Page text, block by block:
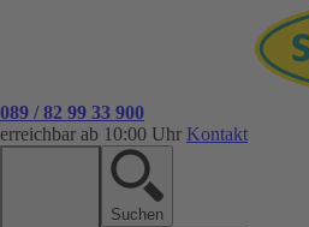
089 / 82 99 33 900
erreichbar ab 10:00 Uhr Kontakt
Suchen